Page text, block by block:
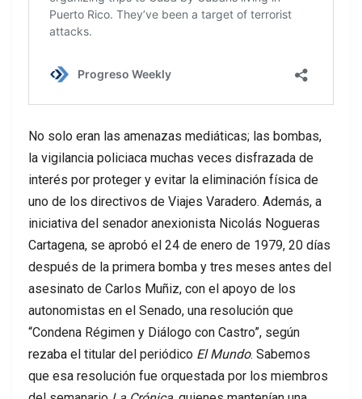
No solo eran las amenazas mediáticas; las bombas,
la vigilancia policiaca muchas veces disfrazada de
interés por proteger y evitar la eliminación física de
uno de los directivos de Viajes Varadero. Además, a
iniciativa del senador anexionista Nicolás Nogueras
Cartagena, se aprobó el 24 de enero de 1979, 20 días
después de la primera bomba y tres meses antes del
asesinato de Carlos Muñiz, con el apoyo de los
autonomistas en el Senado, una resolución que
“Condena Régimen y Diálogo con Castro”, según
rezaba el titular del periódico El Mundo. Sabemos
que esa resolución fue orquestada por los miembros